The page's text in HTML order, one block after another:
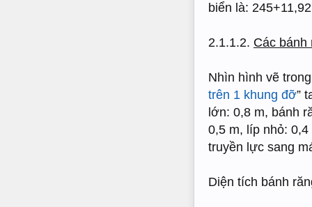
biển là:
2.1.1.2. Các bánh
Nhìn hình vẽ
trên 1 khung đỡ”
lớn: 0,8 m, bánh
0,5 m, líp nhỏ:
truyền lực sang
Diện tích bánh